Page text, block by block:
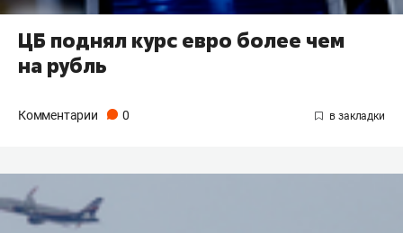
ЦБ поднял курс евро более чем
на рубль
Комментарии 0